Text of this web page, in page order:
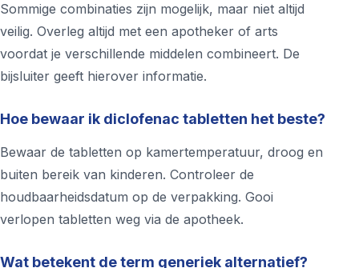
Sommige combinaties zijn mogelijk, maar niet altijd
veilig. Overleg altijd met een apotheker of arts
voordat je verschillende middelen combineert. De
bijsluiter geeft hierover informatie.
Hoe bewaar ik diclofenac tabletten het beste?
Bewaar de tabletten op kamertemperatuur, droog en
buiten bereik van kinderen. Controleer de
houdbaarheidsdatum op de verpakking. Gooi
verlopen tabletten weg via de apotheek.
Wat betekent de term generiek alternatief?